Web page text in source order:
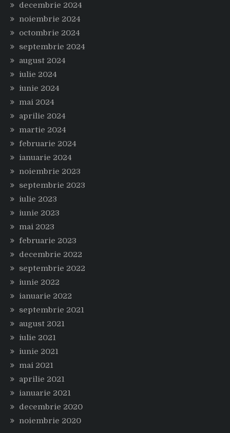
decembrie 2024
noiembrie 2024
octombrie 2024
septembrie 2024
august 2024
iulie 2024
iunie 2024
mai 2024
aprilie 2024
martie 2024
februarie 2024
ianuarie 2024
noiembrie 2023
septembrie 2023
iulie 2023
iunie 2023
mai 2023
februarie 2023
decembrie 2022
septembrie 2022
iunie 2022
ianuarie 2022
septembrie 2021
august 2021
iulie 2021
iunie 2021
mai 2021
aprilie 2021
ianuarie 2021
decembrie 2020
noiembrie 2020